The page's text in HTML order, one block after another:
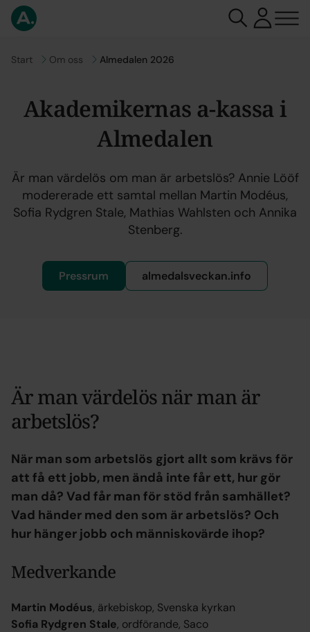
Gå till
Start Gå till
Om oss Almedalen 2026
Akademikernas a-kassa i
Almedalen
Är man värdelös om man är arbetslös? Annie Lööf
modererade ett samtal mellan Martin Modéus,
Sofia Rydgren Stale, Mathias Wahlsten och Annika
Stenberg.
Pressrum almedalsveckan.info
Är man värdelös när man är
arbetslös?
När man som arbetslös gjort allt som krävs för
att få ett jobb, men ändå inte får ett, hur gör
man då? Vad får man för stöd från samhället?
Vad händer med den som är arbetslös? Och
hur hänger jobb och människovärde ihop?
Medverkande
Martin Modéus, ärkebiskop, Svenska kyrkan
Sofia Rydgren Stale, ordförande, Saco